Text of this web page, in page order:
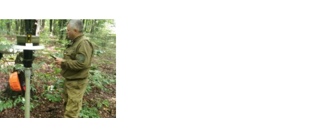
ЗЕМЛІ
ПРИ
ПРОВЕДЕННІ
НАЦІОНАЛЬНОЇ
ІНВЕНТАРИЗАЦІЇ
ЛІСІВ
В
УКРАЇНІ